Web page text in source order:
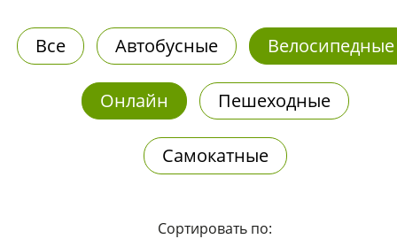
Все Автобусные Велосипедные
Онлайн Пешеходные
Самокатные
Сортировать по: